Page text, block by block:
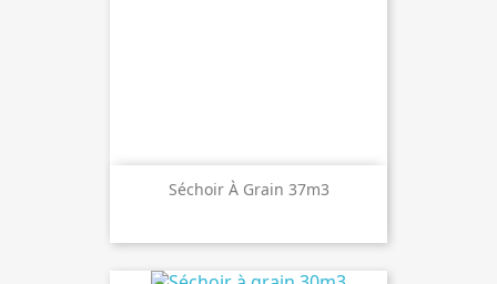
Séchoir À Grain 37m3